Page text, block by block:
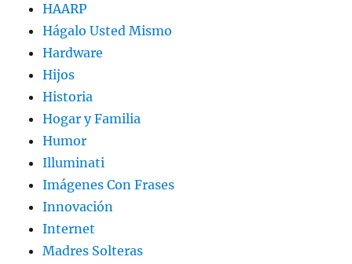
HAARP
Hágalo Usted Mismo
Hardware
Hijos
Historia
Hogar y Familia
Humor
Illuminati
Imágenes Con Frases
Innovación
Internet
Madres Solteras